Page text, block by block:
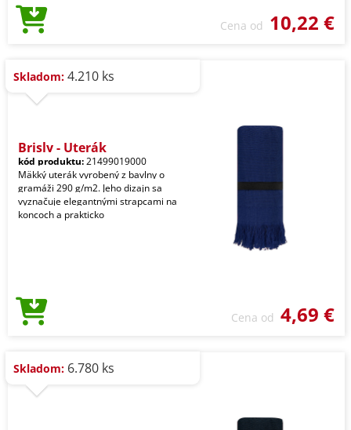
Cena od 10,22 €
Skladom: 4.210 ks
Brisly - Uterák
kód produktu:21499019000
Mäkký uterák vyrobený z bavlny o
gramáži 290 g/m2. Jeho dizajn sa
vyznačuje elegantnými strapcami na
koncoch a prakticko
Cena od 4,69 €
Skladom: 6.780 ks